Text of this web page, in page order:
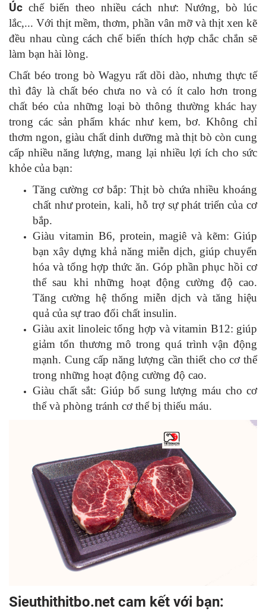
Úc chế biến theo nhiều cách như: Nướng, bò lúc
lắc,... Với thịt mềm, thơm, phần vân mỡ và thịt xen kẽ
đều nhau cùng cách chế biến thích hợp chắc chắn sẽ
làm bạn hài lòng.
Chất béo trong bò Wagyu rất dồi dào, nhưng thực tế
thì đây là chất béo chưa no và có ít calo hơn trong
chất béo của những loại bò thông thường khác hay
trong các sản phẩm khác như kem, bơ. Không chỉ
thơm ngon, giàu chất dinh dưỡng mà thịt bò còn cung
cấp nhiều năng lượng, mang lại nhiều lợi ích cho sức
khỏe của bạn:
Tăng cường cơ bắp: Thịt bò chứa nhiều khoáng
chất như protein, kali, hỗ trợ sự phát triển của cơ
bắp.
Giàu vitamin B6, protein, magiê và kẽm: Giúp
bạn xây dựng khả năng miễn dịch, giúp chuyển
hóa và tổng hợp thức ăn. Góp phần phục hồi cơ
thể sau khi những hoạt động cường độ cao.
Tăng cường hệ thống miễn dịch và tăng hiệu
quả của sự trao đổi chất insulin.
Giàu axit linoleic tổng hợp và vitamin B12: giúp
giảm tổn thương mô trong quá trình vận động
mạnh. Cung cấp năng lượng cần thiết cho cơ thể
trong những hoạt động cường độ cao.
Giàu chất sắt: Giúp bổ sung lượng máu cho cơ
thể và phòng tránh cơ thể bị thiếu máu.
Sieuthithitbo.net cam kết với bạn: